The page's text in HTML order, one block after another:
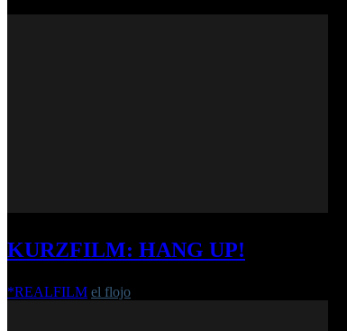
KURZFILM: HANG UP!
*REALFILM el flojo